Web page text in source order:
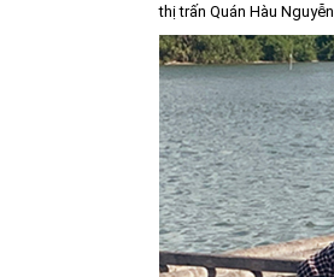
thị trấn Quán Hàu